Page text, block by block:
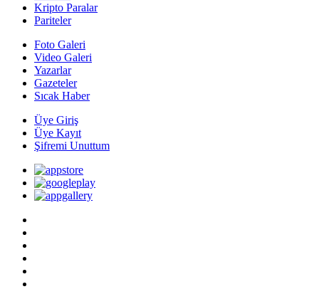
Kripto Paralar
Pariteler
Foto Galeri
Video Galeri
Yazarlar
Gazeteler
Sıcak Haber
Üye Giriş
Üye Kayıt
Şifremi Unuttum